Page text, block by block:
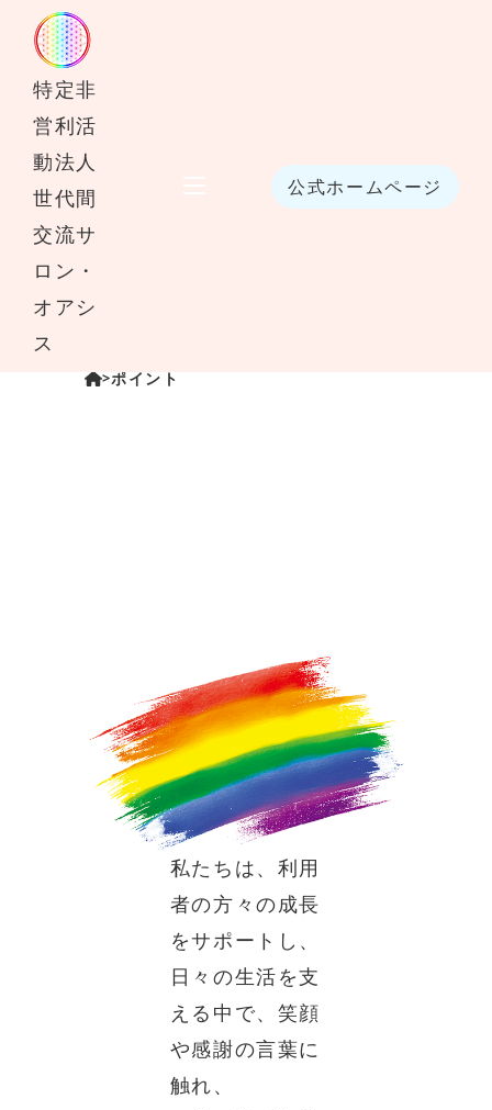
特定非
営利活
動法人
世代間
交流サ
ロン・
オアシ
ス
公式ホームページ
>ポイント
私たちは、利用
者の方々の成長
をサポートし、
日々の生活を支
える中で、笑顔
や感謝の言葉に
触れ、